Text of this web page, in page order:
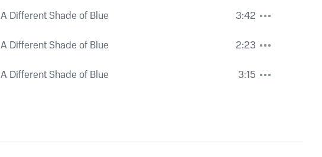
A Different Shade of Blue
3:42
A Different Shade of Blue
2:23
A Different Shade of Blue 3:15